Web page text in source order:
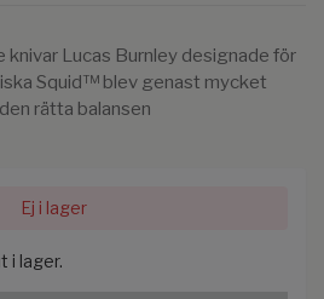
knivar Lucas Burnley designade för
Squid™ blev genast mycket
rätta balansen
Ej i lager
i lager.